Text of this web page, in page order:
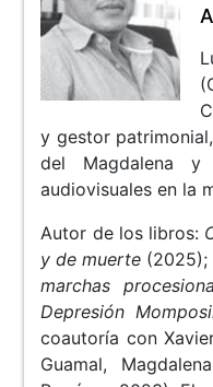
y gestor
del Magdalena y
audiovisuales en la
Autor de los libros:
y de muerte (2025);
marchas
Depresión
coautoría con
Guamal,